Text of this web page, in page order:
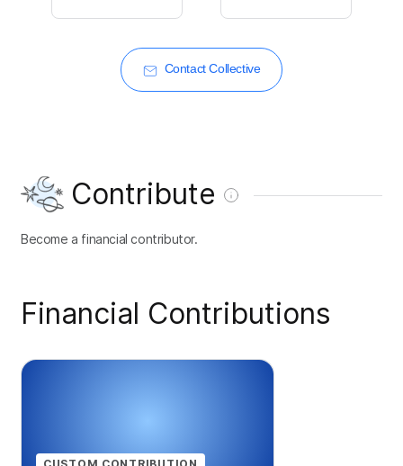
Contact Collective
Contribute
Become a financial contributor.
Financial Contributions